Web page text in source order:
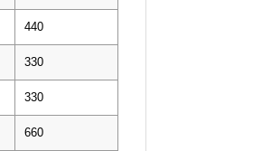
440
330
330
660